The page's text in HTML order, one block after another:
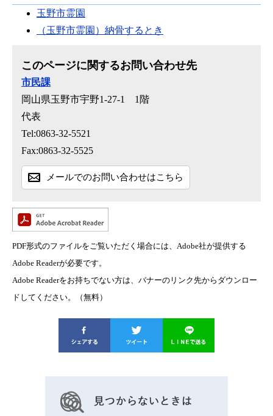
玉野市霊園
（玉野市霊園）納骨するとき
このページに関するお問い合わせ先
市民課
岡山県玉野市宇野1-27-1 1階
代表
Tel:0863-32-5521
Fax:0863-32-5525
メールでのお問い合わせはこちら
PDF形式のファイルをご覧いただく場合には、Adobe社が提供する
Adobe Readerが必要です。
Adobe Readerをお持ちでない方は、バナーのリンク先からダウンロー
ドしてください。（無料）